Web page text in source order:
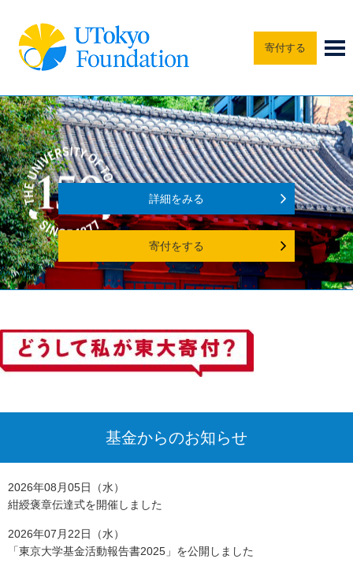
寄付する
詳細をみる
寄付をする
基金からのお知らせ
2026年08月05日（水）
紺綬褒章伝達式を開催しました
2026年07月22日（水）
「東京大学基金活動報告書2025」を公開しました